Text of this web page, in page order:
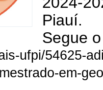
Segue
ufpi/54625-
em-